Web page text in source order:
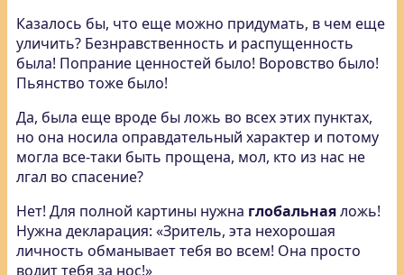
Казалось бы, что еще можно придумать, в чем еще
уличить? Безнравственность и распущенность
была! Попрание ценностей было! Воровство было!
Пьянство тоже было!
Да, была еще вроде бы ложь во всех этих пунктах,
но она носила оправдательный характер и потому
могла все-таки быть прощена, мол, кто из нас не
лгал во спасение?
Нет! Для полной картины нужна глобальнаяложь!
Нужна декларация: «Зритель, эта нехорошая
личность обманывает тебя во всем! Она просто
водит тебя за нос!»